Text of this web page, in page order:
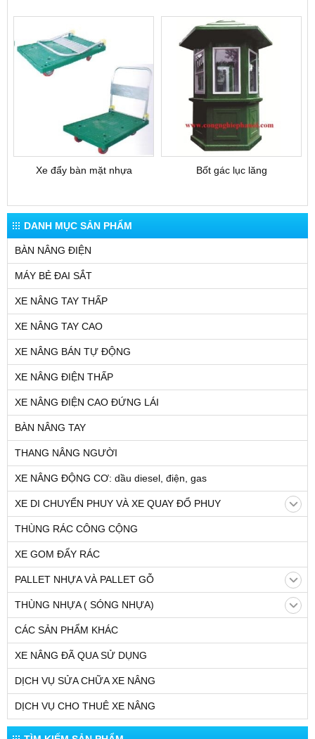
DANH MỤC SẢN PHẨM
BÀN NÂNG ĐIỆN
MÁY BẺ ĐAI SẮT
XE NÂNG TAY THẤP
XE NÂNG TAY CAO
XE NÂNG BÁN TỰ ĐỘNG
XE NÂNG ĐIỆN THẤP
XE NÂNG ĐIỆN CAO ĐỨNG LÁI
BÀN NÂNG TAY
THANG NÂNG NGƯỜI
XE NÂNG ĐỘNG CƠ: dầu diesel, điện, gas
XE DI CHUYỂN PHUY VÀ XE QUAY ĐỔ PHUY
THÙNG RÁC CÔNG CỘNG
XE GOM ĐẨY RÁC
PALLET NHỰA VÀ PALLET GỖ
THÙNG NHỰA ( SÓNG NHỰA)
CÁC SẢN PHẨM KHÁC
XE NÂNG ĐÃ QUA SỬ DỤNG
DỊCH VỤ SỬA CHỮA XE NÂNG
DỊCH VỤ CHO THUÊ XE NÂNG
Xe đẩy bàn mặt nhựa Bốt gác lục lăng